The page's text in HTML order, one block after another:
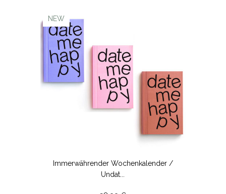
NEW
Immerwährender Wochenkalender /
Undat...